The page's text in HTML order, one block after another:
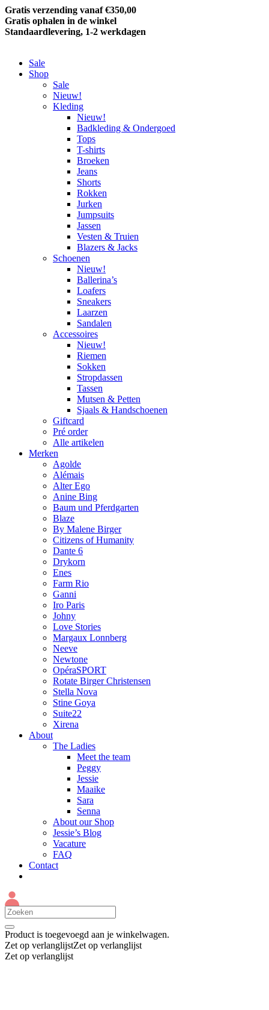
Gratis verzending vanaf €350,00
Gratis ophalen in de winkel
Standaardlevering, 1-2 werkdagen
Sale
Shop
Sale
Nieuw!
Kleding
Nieuw!
Badkleding & Ondergoed
Tops
T-shirts
Broeken
Jeans
Shorts
Rokken
Jurken
Jumpsuits
Jassen
Vesten & Truien
Blazers & Jacks
Schoenen
Nieuw!
Ballerina’s
Loafers
Sneakers
Laarzen
Sandalen
Accessoires
Nieuw!
Riemen
Sokken
Stropdassen
Tassen
Mutsen & Petten
Sjaals & Handschoenen
Giftcard
Pré order
Alle artikelen
Merken
Agolde
Alémais
Alter Ego
Anine Bing
Baum und Pferdgarten
Blaze
By Malene Birger
Citizens of Humanity
Dante 6
Drykorn
Enes
Farm Rio
Ganni
Iro Paris
Johny
Love Stories
Margaux Lonnberg
Neeve
Newtone
OpéraSPORT
Rotate Birger Christensen
Stella Nova
Stine Goya
Suite22
Xirena
About
The Ladies
Meet the team
Peggy
Jessie
Maaike
Sara
Senna
About our Shop
Jessie’s Blog
Vacature
FAQ
Contact
Product is toegevoegd aan je winkelwagen.
Zet op verlanglijstZet op verlanglijst
Zet op verlanglijst